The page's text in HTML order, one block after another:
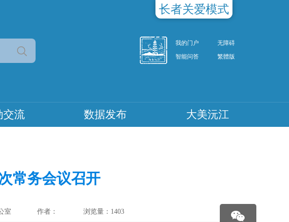
我的门户
无障碍
智能问答
繁體版
交流 数据发布 大美沅江
常务会议召开
室 作者： 浏览量： 1403
长者关爱模式